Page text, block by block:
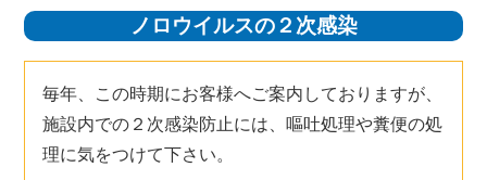
ノロウイルスの２次感染
毎年、この時期にお客様へご案内しておりますが、
施設内での２次感染防止には、嘔吐処理や糞便の処
理に気をつけて下さい。